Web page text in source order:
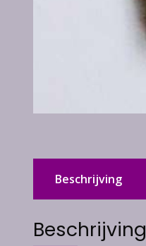
Beschrijving
Beschrijving